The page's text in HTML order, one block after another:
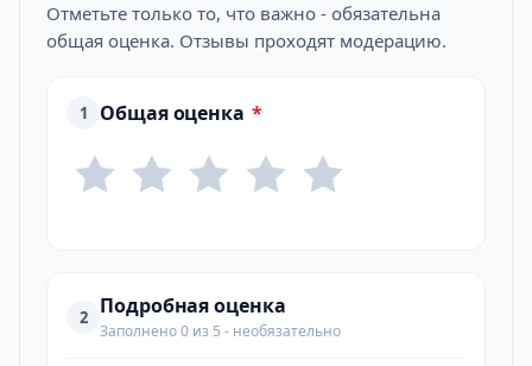
Отметьте только то, что важно - обязательна
общая оценка. Отзывы проходят модерацию.
1 Общая оценка *
2 Подробная оценка
Заполнено 0 из 5 - необязательно